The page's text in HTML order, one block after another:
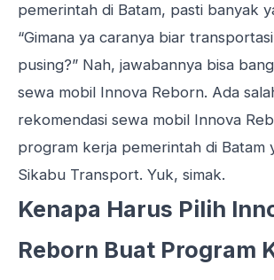
pemerintah di Batam, pasti banyak
“Gimana ya caranya biar
pusing?” Nah, jawabannya bisa
sewa mobil Innova Reborn. Ada
rekomendasi sewa mobil Innova
program kerja pemerintah di Batam
Sikabu Transport. Yuk, simak.
Kenapa Harus Pilih
Reborn Buat Program